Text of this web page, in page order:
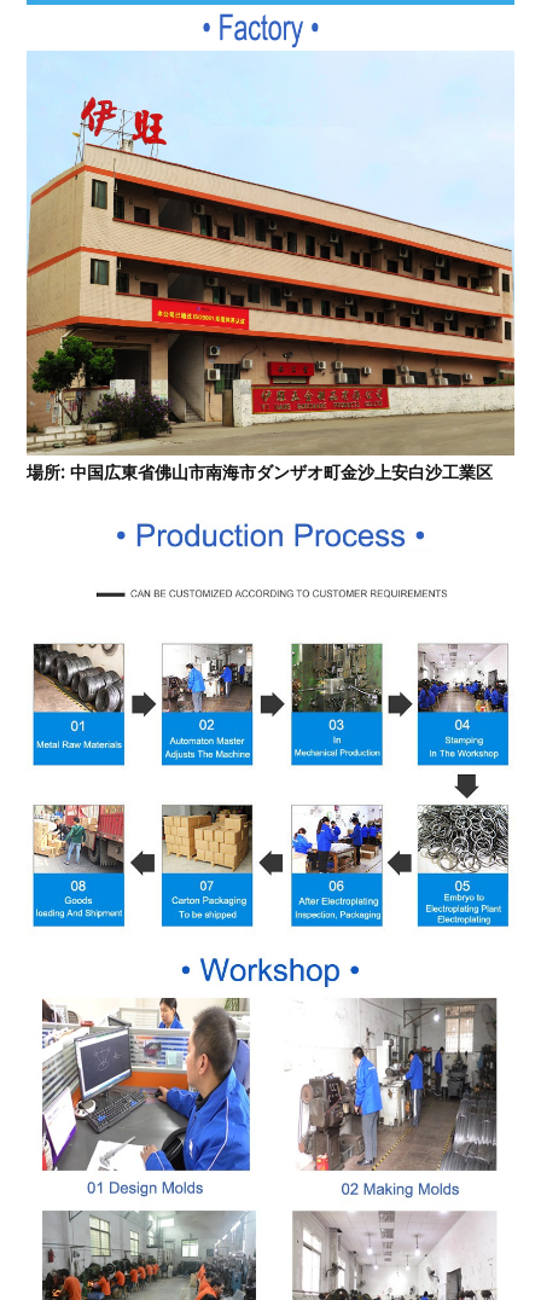
場所: 中国広東省佛山市南海市ダンザオ町金沙上安白沙工業区